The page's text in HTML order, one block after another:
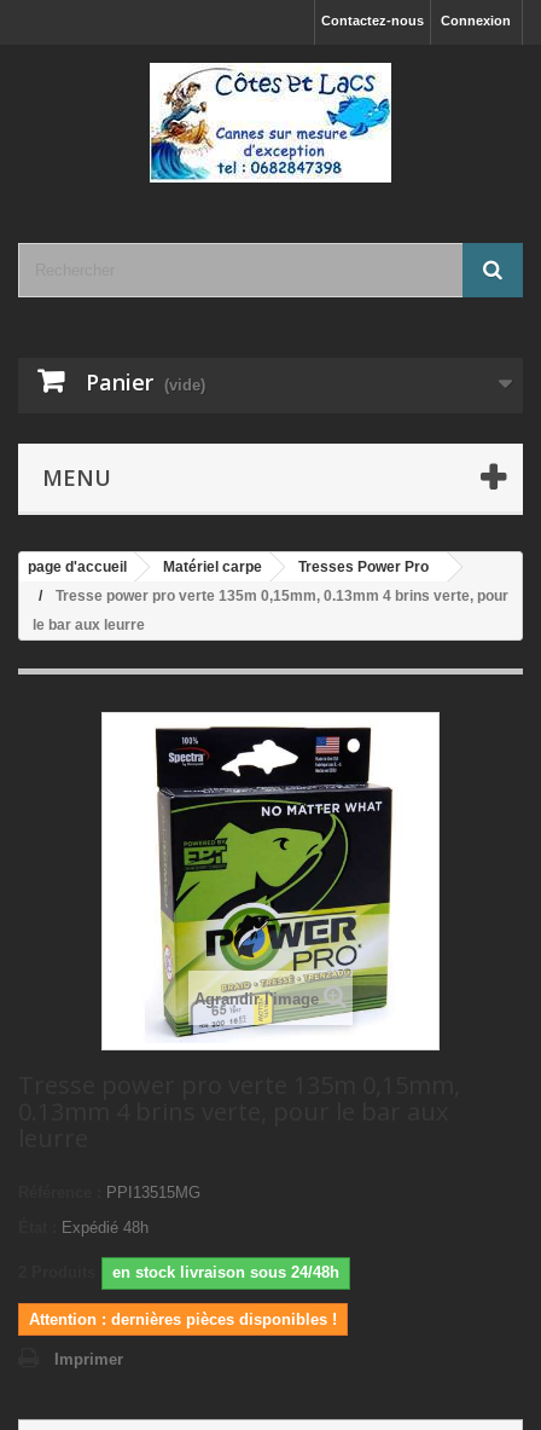
Connexion
Contactez-nous
Panier (vide)
MENU
page d'accueil Matériel carpe
Tresses Power Pro
Tresse power pro verte 135m 0,15mm, 0.13mm 4 brins verte, pour
le bar aux leurre
Agrandir l'image
PPI13515MG
Expédié 48h
en stock livraison sous 24/48h
Attention : dernières pièces disponibles !
Imprimer